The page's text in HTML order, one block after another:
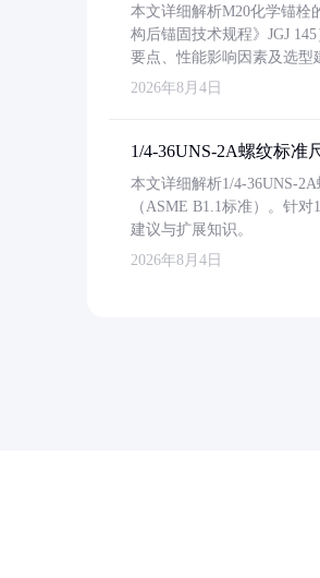
本文详细解析M20化学锚栓
构后锚固技术规程》JGJ
要点、性能影响因素及选型
2026年8月4日
1/4-36UNS-2A螺纹标准
本文详细解析1/4-36UNS-
（ASME B1.1标准）。针
建议与扩展知识。
2026年8月4日